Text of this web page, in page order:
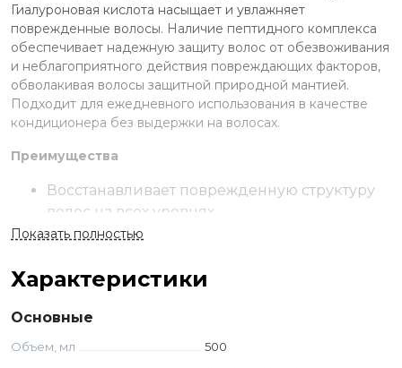
Гиалуроновая кислота насыщает и увлажняет
поврежденные волосы. Наличие пептидного комплекса
обеспечивает надежную защиту волос от обезвоживания
и неблагоприятного действия повреждающих факторов,
обволакивая волосы защитной природной мантией.
Подходит для ежедневного использования в качестве
кондиционера без выдержки на волосах.
Преимущества
Восстанавливает поврежденную структуру
волос на всех уровнях.
Волосы становятся
Подходит для ежедневного применения.
Применение
Разотрите небольшое количество маски на ладонях и
Показать полностью
Характеристики
Основные
Объем, мл
500